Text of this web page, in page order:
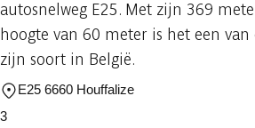
autosnelweg E25. Met zijn 369
hoogte van 60 meter is het een van
zijn soort in België.
E25 6660 Houffalize
3